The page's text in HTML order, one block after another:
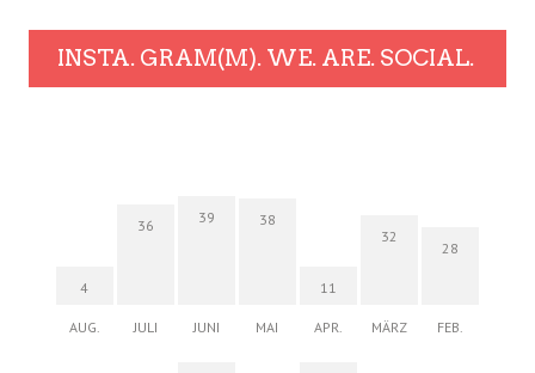
INSTA. GRAM(M). WE. ARE. SOCIAL.
4
AUG.
36
JULI
39
JUNI
38
MAI
11
APR.
32
MÄRZ
28
FEB.